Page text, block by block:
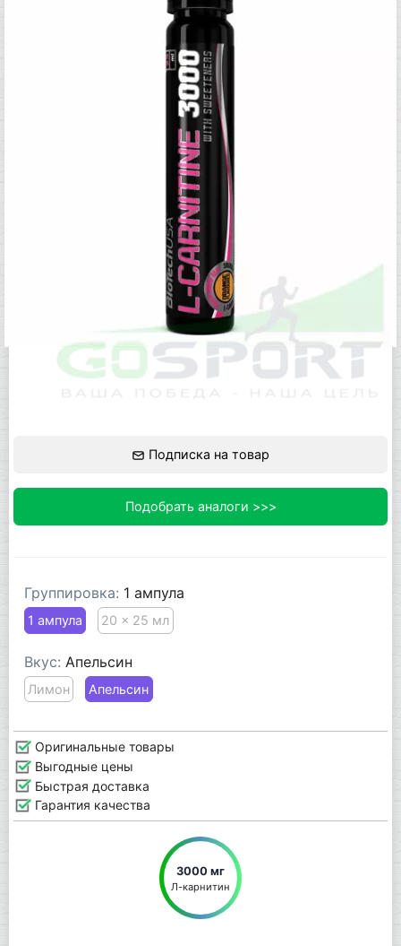
Подписка на товар
Подобрать аналоги >>>
Группировка: 1 ампула
1 ампула 20 x 25 мл
Вкус: Апельсин
Лимон Апельсин
Оригинальные товары
Выгодные цены
Быстрая доставка
Гарантия качества
3000 мг
Л-карнитин